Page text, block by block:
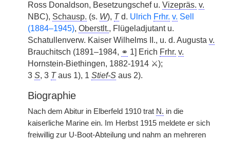
Ross Donaldson, Besetzungschef u. Vizepräs. v.
NBC), Schausp. (s. W), Td. Ulrich Frhr. v. Sell
(1884–1945), Oberstlt., Flügeladjutant u.
Schatullenverw. Kaiser Wilhelms II., u. d. Augusta v.
Brauchitsch (1891–1984, ⚭ 1] Erich Frhr. v.
Hornstein-Biethingen, 1882-1914 ⚔);
3 S, 3 Taus 1), 1 Stief-S aus 2).
Biographie
Nach dem Abitur in Elberfeld 1910 trat N. in die
kaiserliche Marine ein. Im Herbst 1915 meldete er sich
freiwillig zur U-Boot-Abteilung und nahm an mehreren